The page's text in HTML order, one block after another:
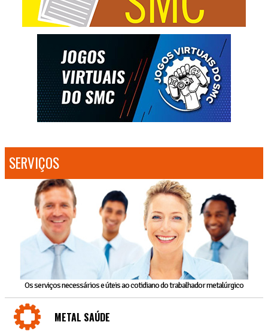
SERVIÇOS
Os serviços necessários e úteis ao cotidiano do trabalhador metalúrgico
METAL SAÚDE